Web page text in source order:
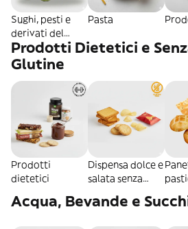
Sughi, pesti e
derivati del
pomodoro
Pasta
Prodotti Dietetici e
Glutine
Prodotti
dietetici
Dispensa dolce e
salata senza
Acqua, Bevande e